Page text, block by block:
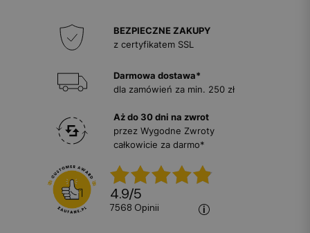
BEZPIECZNE ZAKUPY
z certyfikatem SSL
Darmowa dostawa*
dla zamówień za min. 250 zł
Aż do 30 dni na zwrot
przez Wygodne Zwroty
całkowicie za darmo*
4.9/5
7568 opinii